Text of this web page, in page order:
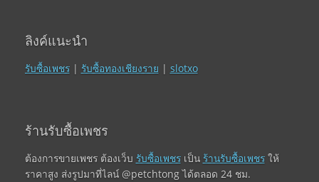
ลิงค์แนะนำ
รับซื้อเพชร| รับซื้อทองเชียงราย | slotxo
ร้านรับซื้อเพชร
ต้องการขายเพชร ต้องเว็บ รับซื้อเพชรเป็น ร้านรับซื้อเพชรให้
ราคาสูง ส่งรูปมาที่ไลน์ @petchtong ได้ตลอด 24 ชม.